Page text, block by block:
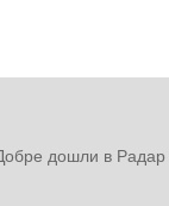
дошли в Радар